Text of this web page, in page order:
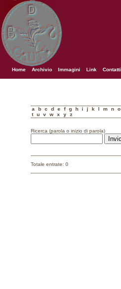
Home Archivio Immagini Link Contatti
a b c d e f g h i j k l m n o
t
u v w x y z
Ricerca (parola o inizio di parola)
Totale entrate: 0